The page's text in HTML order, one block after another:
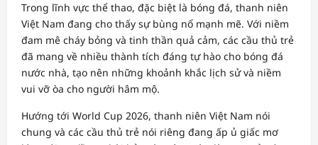
Trong lĩnh vực thể thao, đặc biệt là bóng đá, thanh niên
Việt Nam đang cho thấy sự bùng nổ mạnh mẽ. Với niềm
đam mê cháy bỏng và tinh thần quả cảm, các cầu thủ trẻ
đã mang về nhiều thành tích đáng tự hào cho bóng đá
nước nhà, tạo nên những khoảnh khắc lịch sử và niềm
vui vỡ òa cho người hâm mộ.
Hướng tới World Cup 2026, thanh niên Việt Nam nói
chung và các cầu thủ trẻ nói riêng đang ấp ủ giấc mơ